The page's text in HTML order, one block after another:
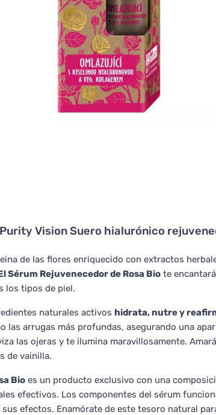
Purity Vision Suero hialurónico
de las flores enriquecido con extractos
Sérum Rejuvenecedor de Rosa Bio te
los tipos de piel.
naturales activos hidrata, nutre y
las arrugas más profundas, asegurando una
las ojeras y te ilumina maravillosamente.
de vainilla.
Bio es un producto exclusivo con una
efectivos. Los componentes del sérum
efectos. Enamórate de este tesoro natural